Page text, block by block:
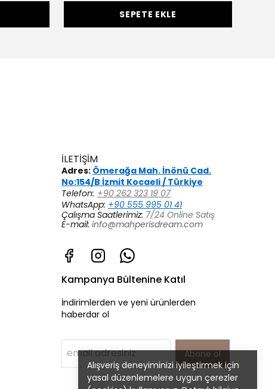
Alışveriş deneyiminizi iyileştirmek için
yasal düzenlemelere uygun çerezler
SEPETE EKLE
İLETİŞİM
Adres: Ömerağa Mah. İnönü Cad.
No:154/B İzmit Kocaeli / Türkiye
Telefon: +90 262 323 19 07
WhatsApp: +90 555 995 01 41
Çalışma Saatlerimiz: 7/24 Online Satış
E-mail: info@mahperisdream.com
Kampanya Bültenine Katıl
İndirimlerden ve yeni ürünlerden
haberdar ol
Abone ol